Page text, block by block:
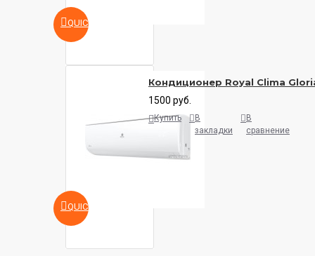
QUICKVIEW
QUICKVIEW
Кондиционер Royal Clima
1500 руб.
Купить
В
закладки
В
сравнение